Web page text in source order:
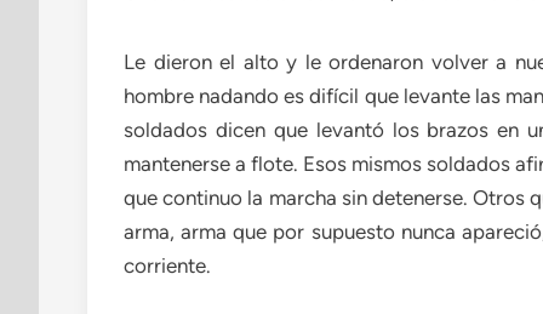
Le dieron el alto y le ordenaron volver a
hombre nadando es difícil que levante las
soldados dicen que levantó los brazos en
mantenerse a flote. Esos mismos soldados
que continuo la marcha sin detenerse. Otros
arma, arma que por supuesto nunca
corriente.